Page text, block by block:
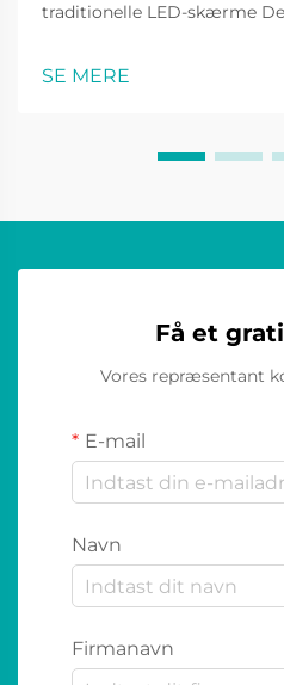
traditionelle LED-skærme
knivskærmtekno logi som
SE MERE
Få et
Vores repræsentant
E-mail
Navn
Firmanavn